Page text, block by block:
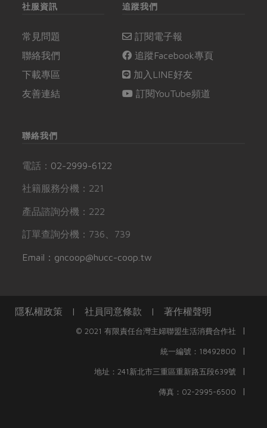
社服資訊
常見問題
聯絡我們
下載專區
友善連結
追蹤我們
訂閱電子報
追蹤Facebook專頁
加入LINE好友
訂閱YouTube頻道
聯絡我們
電話： 02-2999-6122
社籍服務分機：221
產品諮詢分機：222
訂單查詢分機：736、739
Email：gncoop@hucc-coop.tw
隱私權政策 | 社員同意條款 | 著作權聲明
© 2021 有限責任台灣主婦聯盟生活消費合作社 |
統一編號：18492800 |
地址：241新北市三重區重新路五段639號 |
傳真：02-2995-6500 |